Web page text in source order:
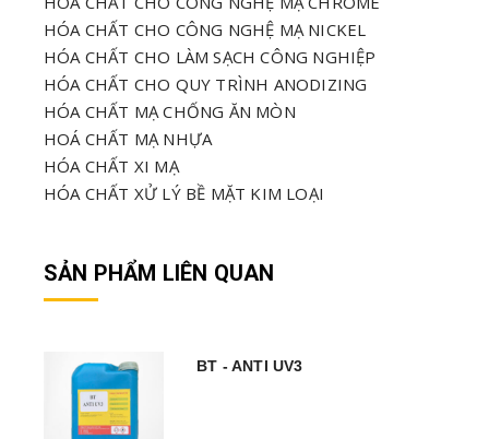
HÓA CHẤT CHO CÔNG NGHỆ MẠ NICKEL
HÓA CHẤT CHO LÀM SẠCH CÔNG NGHIỆP
HÓA CHẤT CHO QUY TRÌNH ANODIZING
HÓA CHẤT MẠ CHỐNG ĂN MÒN
HOÁ CHẤT MẠ NHỰA
HÓA CHẤT XI MẠ
HÓA CHẤT XỬ LÝ BỀ MẶT KIM LOẠI
SẢN PHẨM LIÊN QUAN
BT - ANTI UV3